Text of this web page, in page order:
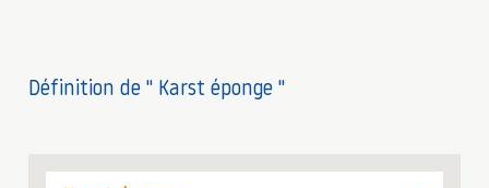
Définition de " Karst éponge "